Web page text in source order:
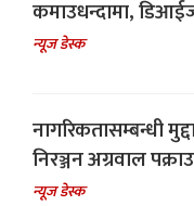
कमाउधन्दामा,
न्यूज डेस्क
नागरिकतासम्बन्धी
निरञ्जन अग्रवाल पक्राउ
न्यूज डेस्क